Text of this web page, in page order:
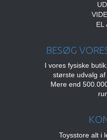
EL
BESØG
I vores fysiske
største udvalg af
Mere end
Toysstore alt i